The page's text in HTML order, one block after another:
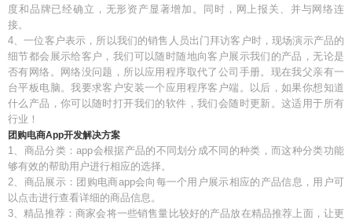
度和品牌已经确立，无形资产显著增加。同时，网上报关、并与网络连
接。
4、一位客户表示，所以我们的销售人员出门拜访客户时，现场演示产品的
细节都会展示给客户，我们可以随时随地向客户展示我们的产品，无论是
否有网络。网络没问题，所以应用程序取代了公司手册。现在我父亲有一
台平板电脑。我要求客户安装一个应用程序客户端。以后，如果你想知道
什么产品，你可以随时打开我们的软件，我们会随时更新。这适用于所有
行业！
团购电商App开发解决方案
1、商品分类：app会根据产品的不同划分成不同的种类，而这种分类功能
够有效的帮助用户进行相应的选择。
2、商品展示：团购电商app会向每一个用户展示相应的产品信息，用户可
以点击进行查看详细的商品信息。
3、精品推荐：商家会将一些销售量比较好的产品放在精品推荐上面，让更